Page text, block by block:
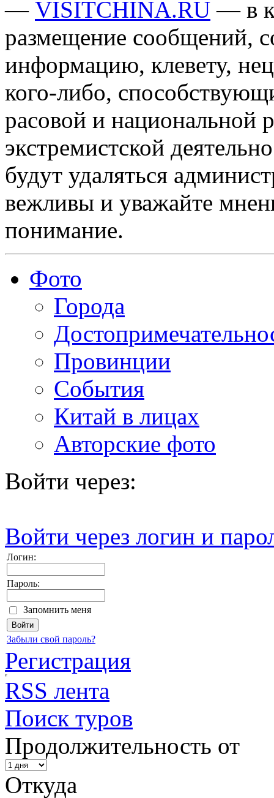
— VISITCHINA.RU — в
размещение сообщений,
информацию, клевету,
кого-либо,
расовой и национальной
экстремистской
будут удаляться
вежливы и уважайте
понимание.
Фото
Города
Провинции
События
Китай в лицах
Авторские фото
Войти через:
Войти через логин и
Логин:
Пароль:
Запомнить меня
Забыли свой пароль?
Регистрация
RSS лента
Поиск туров
Продолжительность от
Откуда